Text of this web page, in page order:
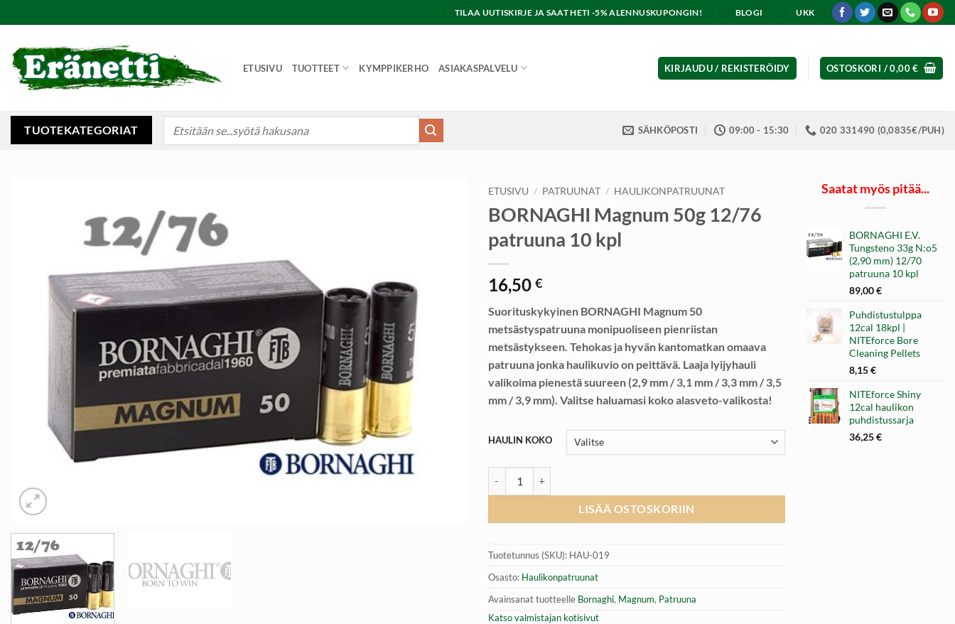
to
content
TILAA UUTISKIRJE JA SAAT HETI -5% ALENNUSKUPONGIN! BLOGI UKK
ETUSIVU TUOTTEET KYMPPIKERHO ASIAKASPALVELU KIRJAUDU / REKISTERÖIDY OSTOSKORI /0,00€
TUOTEKATEGORIAT SÄHKÖPOSTI 09:00 - 15:30 020 331490 (0,0835€/PUH)
ETUSIVU / PATRUUNAT / HAULIKONPATRUUNAT
BORNAGHI Magnum 50g 12/76
patruuna 10 kpl
16,50 €
Suorituskykyinen BORNAGHI Magnum 50
metsästyspatruuna monipuoliseen pienriistan
metsästykseen. Tehokas ja hyvän kantomatkan omaava
patruuna jonka haulikuvio on peittävä. Laaja lyijyhauli
valikoima pienestä suureen (2,9 mm / 3,1 mm / 3,3 mm / 3,5
mm / 3,9 mm). Valitse haluamasi koko alasveto-valikosta!
HAULIN KOKO
LISÄÄ OSTOSKORIIN
Tuotetunnus (SKU): HAU-019
Osasto: Haulikonpatruunat
Avainsanat tuotteelle Bornaghi, Magnum, Patruuna
Katso valmistajan kotisivut
Saatat myös pitää...
BORNAGHI E.V.
Tungsteno 33g N:o5
(2,90 mm) 12/70
patruuna 10 kpl
89,00€
Puhdistustulppa
12cal 18kpl |
NITEforce Bore
Cleaning Pellets
8,15€
NITEforce Shiny
12cal haulikon
puhdistussarja
36,25€